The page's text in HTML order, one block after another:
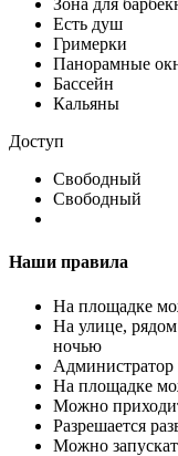
Зона для
Есть душ
Гримерки
Панорамные
Бассейн
Кальяны
Доступ
Свободный
Свободный
Наши правила
На площадке
На улице,
ночью
Администратор
На площадке
Можно
Разрешается
Можно